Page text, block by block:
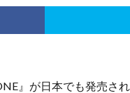
』が日本でも発売さ